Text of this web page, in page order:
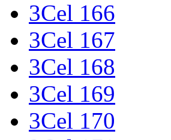
3Cel 166
3Cel 167
3Cel 168
3Cel 169
3Cel 170